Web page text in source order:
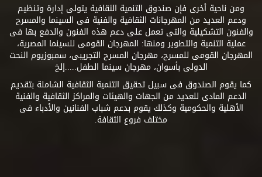
ومن ناحية أخرى فإن صندوق التنمية الثقافية يتولى إدارة وتنظيم
ودعم العديد من المهرجانات الثقافية والفنية فى السينما والمسرح
والفنون التشكيلية والتى تعمل على دعم هذه الفنون والدفع بها فى
عملية التنمية والتطوير ومنها: المهرجان القومى للسينما المصرية،
المهرجان القومى للمسرح، مهرجان المسرح التجريبى، سمبوزيوم النحت
الدولى بأسوان، مهرجان سينما الطفل.....إلخ
كما يقوم الصندوق فى سبيل تحقيق التنمية الثقافية الشاملة بتقديم
الدعم المادى للعديد من الجهات والهيئات والمراكز الثقافية والفنية
الأهلية والحكومية وكذلك يقوم بدعم شباب الفنانين والأدباء فى
مختلف فروع الثقافة.